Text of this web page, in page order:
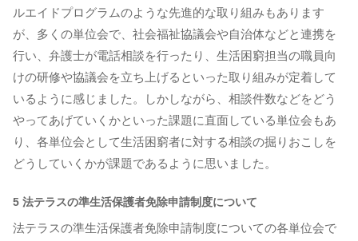
ルエイドプログラムのような先進的な取り組みもあります
が、多くの単位会で、社会福祉協議会や自治体などと連携を
行い、弁護士が電話相談を行ったり、生活困窮担当の職員向
けの研修や協議会を立ち上げるといった取り組みが定着して
いるように感じました。しかしながら、相談件数などをどう
やってあげていくかといった課題に直面している単位会もあ
り、各単位会として生活困窮者に対する相談の掘りおこしを
どうしていくかが課題であるように思いました。
5 法テラスの準生活保護者免除申請制度について
法テラスの準生活保護者免除申請制度についての各単位会で